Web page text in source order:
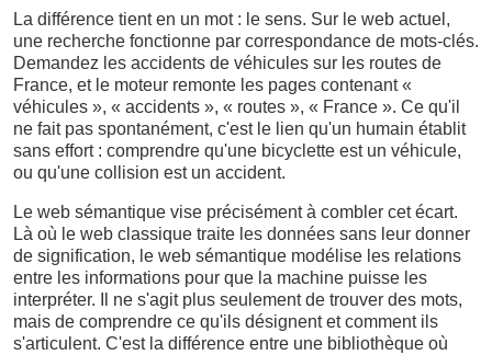
La différence tient en un mot : le sens. Sur le web actuel,
une recherche fonctionne par correspondance de mots-clés.
Demandez les accidents de véhicules sur les routes de
France, et le moteur remonte les pages contenant «
véhicules », « accidents », « routes », « France ». Ce qu'il
ne fait pas spontanément, c'est le lien qu'un humain établit
sans effort : comprendre qu'une bicyclette est un véhicule,
ou qu'une collision est un accident.
Le web sémantique vise précisément à combler cet écart.
Là où le web classique traite les données sans leur donner
de signification, le web sémantique modélise les relations
entre les informations pour que la machine puisse les
interpréter. Il ne s'agit plus seulement de trouver des mots,
mais de comprendre ce qu'ils désignent et comment ils
s'articulent. C'est la différence entre une bibliothèque où